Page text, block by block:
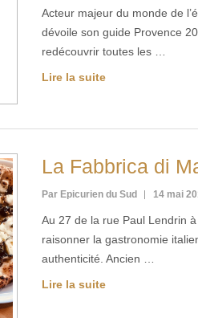
Acteur majeur du monde de
dévoile son guide Provence
redécouvrir toutes les …
Lire la suite
La Fabbrica di
Par Epicurien du Sud 14 mai
Au 27 de la rue Paul Lendrin
raisonner la gastronomie
authenticité. Ancien …
Lire la suite